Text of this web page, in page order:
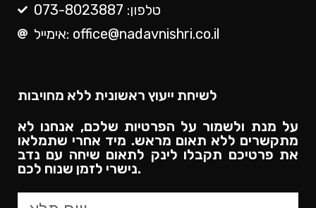
טלפון: 073-8023887
אימייל: office@nadavnishri.co.il
לשיחת ייעוץ ראשונית ללא מחויבות
על מנת ולשמור על הפרטיות שלכם, אנחנו לא
מתקשרים ללא תאום מראש. מיד אחרי שתמלאו
את פרטיכם תקבלו לינק לתאום שיחה עם נדב
נישרי לזמן שנוח לכם.​